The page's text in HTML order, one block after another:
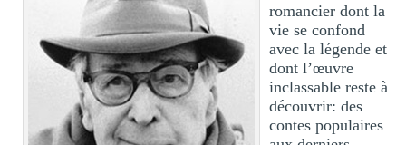
romancier dont la
vie se confond
avec la légende et
dont l’œuvre
inclassable reste à
découvrir: des
contes populaires